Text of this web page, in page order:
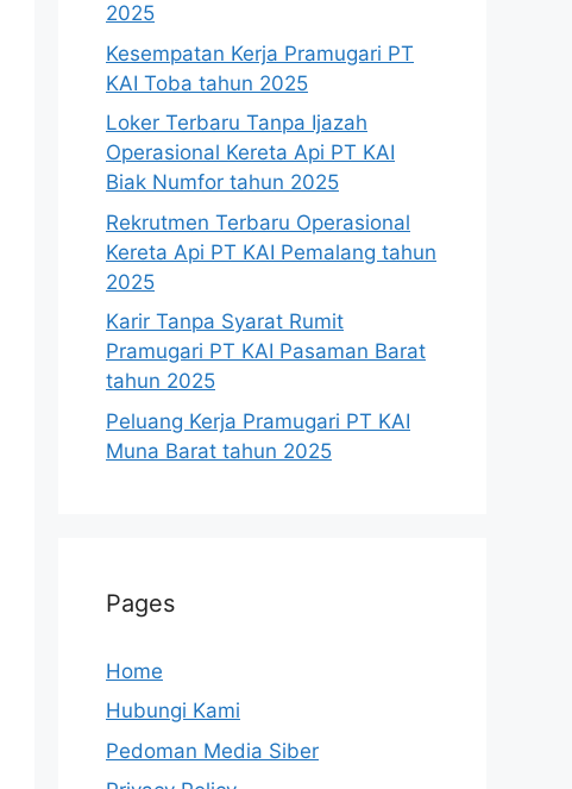
2025
Kesempatan Kerja Pramugari PT
KAI Toba tahun 2025
Loker Terbaru Tanpa Ijazah
Operasional Kereta Api PT KAI
Biak Numfor tahun 2025
Rekrutmen Terbaru Operasional
Kereta Api PT KAI Pemalang tahun
2025
Karir Tanpa Syarat Rumit
Pramugari PT KAI Pasaman Barat
tahun 2025
Peluang Kerja Pramugari PT KAI
Muna Barat tahun 2025
Pages
Home
Hubungi Kami
Pedoman Media Siber